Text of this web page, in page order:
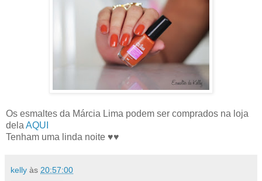
Os esmaltes da Márcia Lima podem ser comprados na loja
dela AQUI
Tenham uma linda noite ♥♥
kelly às 20:57:00